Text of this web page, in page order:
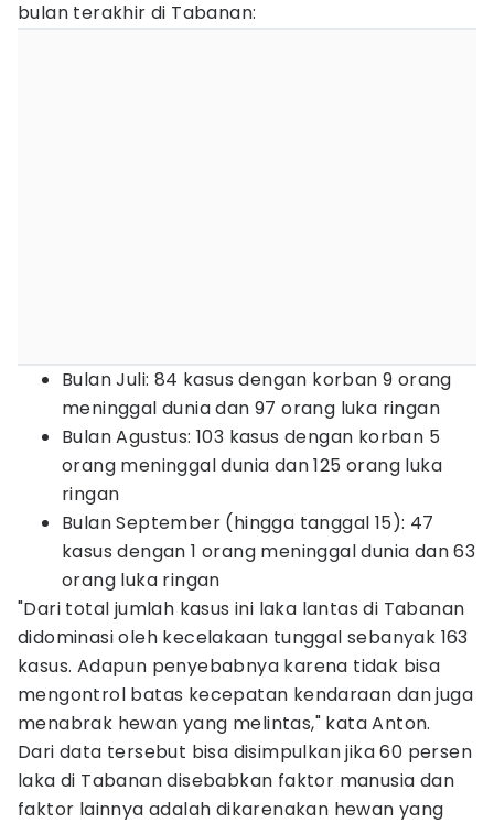
bulan terakhir di Tabanan:
Bulan Juli: 84 kasus dengan korban 9 orang
meninggal dunia dan 97 orang luka ringan
Bulan Agustus: 103 kasus dengan korban 5
orang meninggal dunia dan 125 orang luka
ringan
Bulan September (hingga tanggal 15): 47
kasus dengan 1 orang meninggal dunia dan 63
orang luka ringan
"Dari total jumlah kasus ini laka lantas di Tabanan
didominasi oleh kecelakaan tunggal sebanyak 163
kasus. Adapun penyebabnya karena tidak bisa
mengontrol batas kecepatan kendaraan dan juga
menabrak hewan yang melintas," kata Anton.
Dari data tersebut bisa disimpulkan jika 60 persen
laka di Tabanan disebabkan faktor manusia dan
faktor lainnya adalah dikarenakan hewan yang